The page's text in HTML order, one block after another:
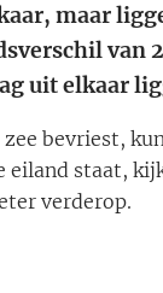
maar
van
uit elkaar
bevriest,
eiland staat,
verderop.